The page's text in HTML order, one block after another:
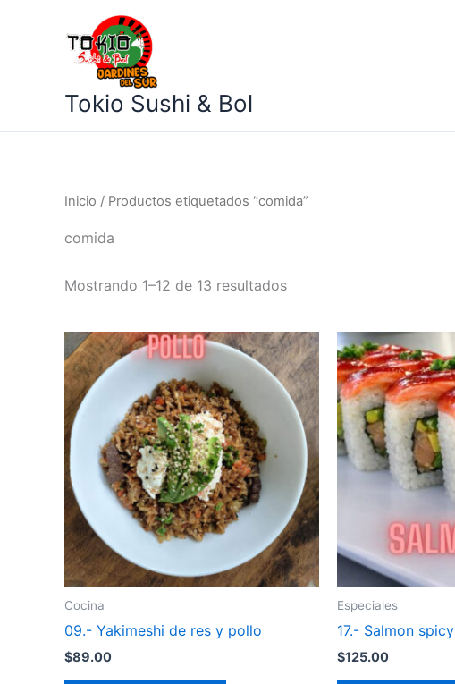
Tokio Sushi & Bol
Inicio / Productos etiquetados “comida”
comida
Mostrando 1–12 de 13 resultados
Cocina
09.- Yakimeshi de res y pollo
$89.00
Especiales
17.- Salmon spicy
$125.00